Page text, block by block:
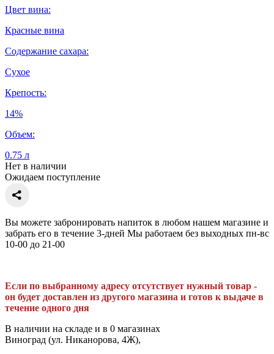
Цвет вина:
Красные вина
Содержание сахара:
Сухое
Крепость:
14%
Объем:
0.75 л
Нет в наличии
Ожидаем поступление
Вы можете забронировать напиток в любом нашем магазине и
забрать его в течение 3-дней Мы работаем без выходных пн-вс
10-00 до 21-00
Если по выбранному адресу отсутствует нужный товар -
он будет доставлен из другого магазина и готов к выдаче в
течение одного дня
В наличии на складе и в 0 магазинах
Виноград (ул. Никанорова, 4Ж),